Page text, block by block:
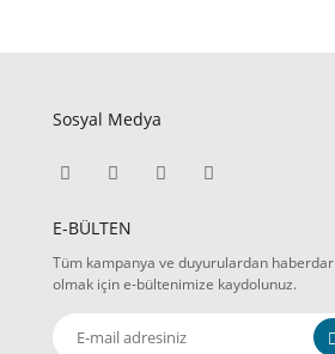
Sosyal Medya
E-BÜLTEN
Tüm kampanya ve duyurulardan haberdar
olmak için e-bültenimize kaydolunuz.